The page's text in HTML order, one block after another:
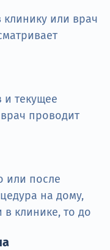
или врач
и текущее
проводит
или после
на дому,
в клинике, то до